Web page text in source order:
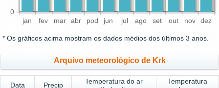
jan fev mar abr pod jun jul ago set out nov dez
0
* Os gráficos acima mostram os dados médios dos últimos 3 anos.
Arquivo meteorológico de Krk
Data Precip
Temperatura do ar
Temperatura